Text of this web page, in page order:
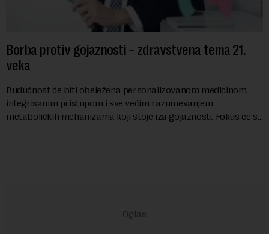
Borba protiv gojaznosti – zdravstvena tema 21.
veka
Budućnost će biti obeležena personalizovanom medicinom,
integrisanim pristupom i sve većim razumevanjem
metaboličkih mehanizama koji stoje iza gojaznosti. Fokus će se